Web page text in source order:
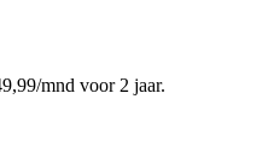
mnd voor 2 jaar.